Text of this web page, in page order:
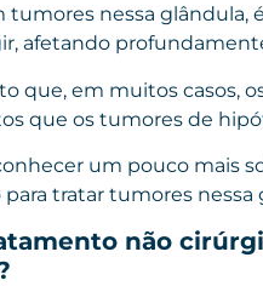
tumores nessa
afetando
que, em muitos casos,
que os tumores de
um pouco mais
tratar tumores nessa
não